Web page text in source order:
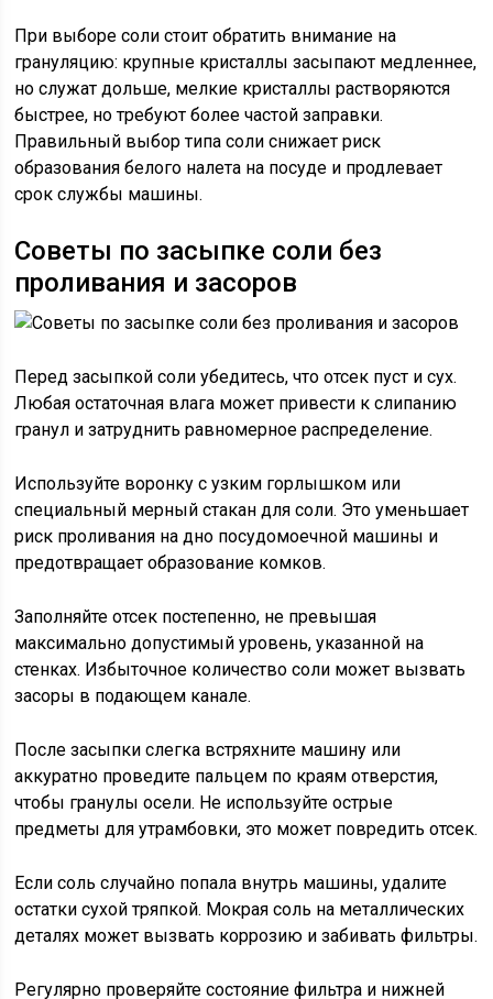
При выборе соли стоит обратить внимание на
грануляцию: крупные кристаллы засыпают медленнее,
но служат дольше, мелкие кристаллы растворяются
быстрее, но требуют более частой заправки.
Правильный выбор типа соли снижает риск
образования белого налета на посуде и продлевает
срок службы машины.
Советы по засыпке соли без
проливания и засоров
Перед засыпкой соли убедитесь, что отсек пуст и сух.
Любая остаточная влага может привести к слипанию
гранул и затруднить равномерное распределение.
Используйте воронку с узким горлышком или
специальный мерный стакан для соли. Это уменьшает
риск проливания на дно посудомоечной машины и
предотвращает образование комков.
Заполняйте отсек постепенно, не превышая
максимально допустимый уровень, указанной на
стенках. Избыточное количество соли может вызвать
засоры в подающем канале.
После засыпки слегка встряхните машину или
аккуратно проведите пальцем по краям отверстия,
чтобы гранулы осели. Не используйте острые
предметы для утрамбовки, это может повредить отсек.
Если соль случайно попала внутрь машины, удалите
остатки сухой тряпкой. Мокрая соль на металлических
деталях может вызвать коррозию и забивать фильтры.
Регулярно проверяйте состояние фильтра и нижней